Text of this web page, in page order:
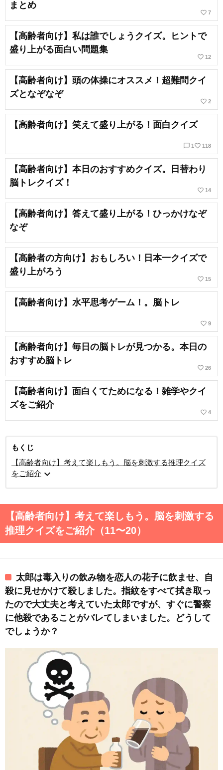
まとめ
favorite_border 7
【高齢者向け】私は誰でしょうクイズ。ヒントで
盛り上がる面白い問題集
favorite_border 12
【高齢者向け】頭の体操にオススメ！超難問クイ
ズとなぞなぞ
favorite_border 2
【高齢者向け】笑えて盛り上がる！面白クイズ
chat_bubble_outline 1 favorite_border 118
【高齢者向け】本日のおすすめクイズ。日替わり
脳トレクイズ！
favorite_border 14
【高齢者向け】答えて盛り上がる！ひっかけなぞ
なぞ
【高齢者の方向け】おもしろい！日本一クイズで
盛り上がろう
favorite_border 15
【高齢者向け】水平思考ゲーム！。脳トレ
favorite_border 9
【高齢者向け】毎日の脳トレが見つかる。本日の
おすすめ脳トレ
favorite_border 26
【高齢者向け】面白くてためになる！雑学やクイ
ズをご紹介
favorite_border 4
もくじ
【高齢者向け】考えて楽しもう。脳を刺激する推理クイズ
をご紹介 expand_more
【高齢者向け】考えて楽しもう。脳を刺激する
推理クイズをご紹介（11〜20）
太郎は毒入りの飲み物を恋人の花子に飲ませ、自
殺に見せかけて殺しました。指紋をすべて拭き取っ
たので大丈夫と考えていた太郎ですが、すぐに警察
に他殺であることがバレてしまいました。どうして
でしょうか？